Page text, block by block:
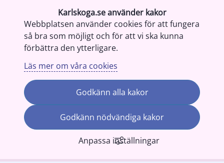
Karlskoga.se använder kakor
Webbplatsen använder cookies för att fungera
så bra som möjligt och för att vi ska kunna
förbättra den ytterligare.
Läs mer om våra cookies
Godkänn alla kakor
Godkänn nödvändiga kakor
Anpassa inställningar